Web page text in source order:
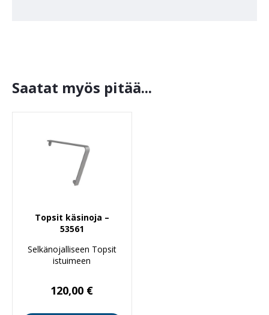
Saatat myös pitää...
Topsit käsinoja –
53561
Selkänojalliseen Topsit
istuimeen
120,00 €